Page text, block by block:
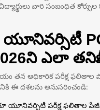
వారి సంబంధిత
PG
ఎలా
తన అధికారిక పరీక్ష ఫలితాల
ఈ దశలను అనుసరించండి:
పరీక్ష ఫలితాల